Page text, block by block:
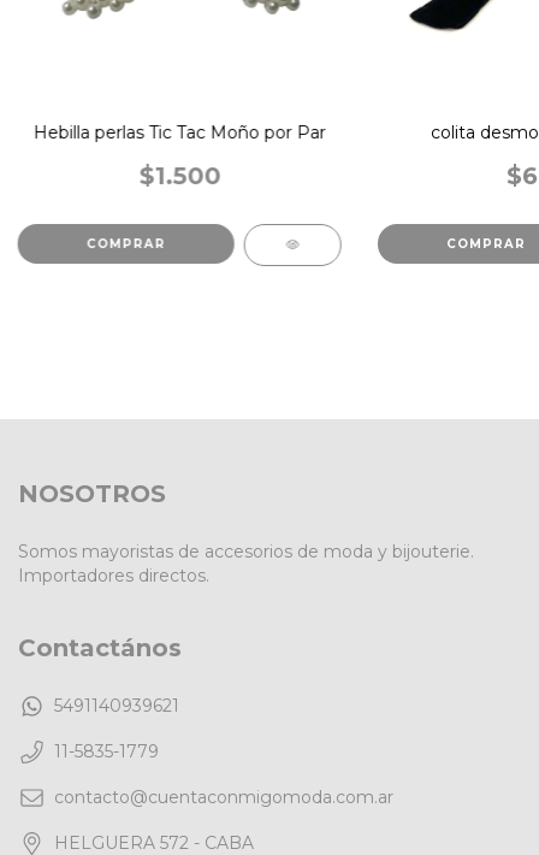
Hebilla perlas Tic Tac Moño por Par
$1.500
colita
COMPRAR
NOSOTROS
Somos mayoristas de accesorios de moda y bijouterie.
Importadores directos.
Contactános
5491140939621
11-5835-1779
contacto@cuentaconmigomoda.com.ar
HELGUERA 572 - CABA